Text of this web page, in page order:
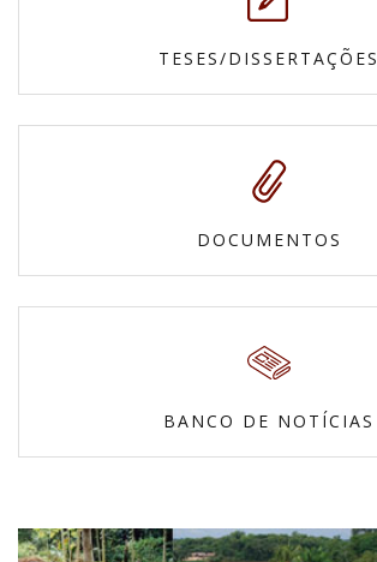
TESES/DISSERTAÇÕES
DOCUMENTOS
BANCO DE NOTÍCIAS